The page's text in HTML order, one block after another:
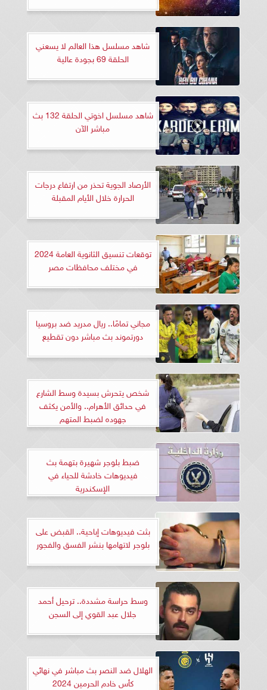
شاهد مسلسل هذا العالم لا يسعني
الحلقة 69 بجودة عالية
شاهد مسلسل اخوتي الحلقة 132 بث
مباشر الآن
الأرصاد الجوية تحذر من ارتفاع درجات
الحرارة خلال الأيام المقبلة
توقعات تنسيق الثانوية العامة 2024
في مختلف محافظات مصر
مجاني تمامًا.. ريال مدريد ضد بروسيا
دورتموند بث مباشر دون تقطيع
شخص يتحرش بسيدة وسط الشارع
في حدائق الأهرام.. والأمن يكثف
جهوده لضبط المتهم
ضبط بلوجر شهيرة بتهمة بث
فيديوهات خادشة للحياء في
الإسكندرية
بثت فيديوهات إباحية.. القبض على
بلوجر لاتهامها بنشر الفسق والفجور
وسط حراسة مشددة.. ترحيل أحمد
جلال عبد القوي إلى السجن
الهلال ضد النصر بث مباشر في نهائي
كأس خادم الحرمين 2024